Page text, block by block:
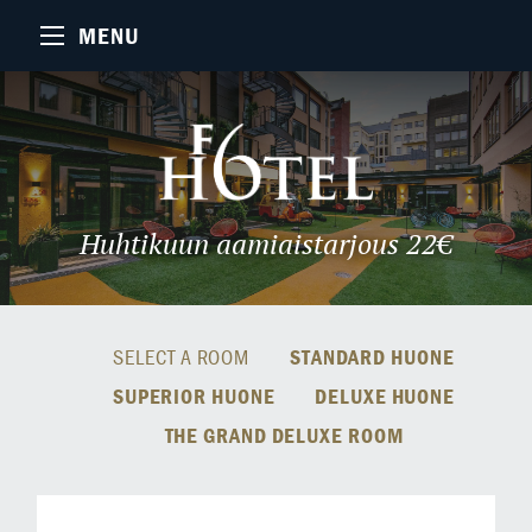
MENU
Huhtikuun aamiaistarjous 22€
SELECT A ROOM
STANDARD HUONE
SUPERIOR HUONE
DELUXE HUONE
THE GRAND DELUXE ROOM